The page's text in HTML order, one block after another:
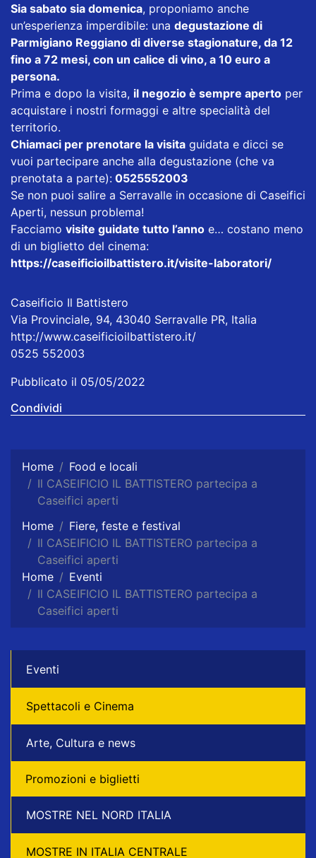
Sia sabato sia domenica, proponiamo anche
un’esperienza imperdibile: una degustazione di
Parmigiano Reggiano di diverse stagionature, da 12
fino a 72 mesi, con un calice di vino, a 10 euro a
persona.
Prima e dopo la visita, il negozio è sempre aperto per
acquistare i nostri formaggi e altre specialità del
territorio.
Chiamaci per prenotare la visita guidata e dicci se
vuoi partecipare anche alla degustazione (che va
prenotata a parte): 0525552003
Se non puoi salire a Serravalle in occasione di Caseifici
Aperti, nessun problema!
Facciamo visite guidate tutto l’anno e… costano meno
di un biglietto del cinema:
https://caseificioilbattistero.it/visite-laboratori/
Caseificio Il Battistero
Via Provinciale, 94, 43040 Serravalle PR, Italia
http://www.caseificioilbattistero.it/
0525 552003
Pubblicato il 05/05/2022
Condividi
Home
Food e locali
Il CASEIFICIO IL BATTISTERO partecipa a
Caseifici aperti
Home
Fiere, feste e festival
Il CASEIFICIO IL BATTISTERO partecipa a
Caseifici aperti
Home
Eventi
Il CASEIFICIO IL BATTISTERO partecipa a
Caseifici aperti
Eventi
Spettacoli e Cinema
Arte, Cultura e news
Promozioni e biglietti
MOSTRE NEL NORD ITALIA
MOSTRE IN ITALIA CENTRALE